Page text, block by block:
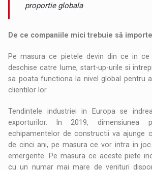
proportie globala
De ce companiile mici trebuie să
Pe masura ce pietele devin din ce in
deschise catre lume, start-up-urile si
sa poata functiona la nivel global pentru
clientilor lor.
Tendintele industriei in Europa se
exporturilor. In 2019, dimensiunea
echipamentelor de constructii va ajunge
de cinci ani, pe masura ce vor intra in
emergente. Pe masura ce aceste piete
cu un numar mai mare de venituri